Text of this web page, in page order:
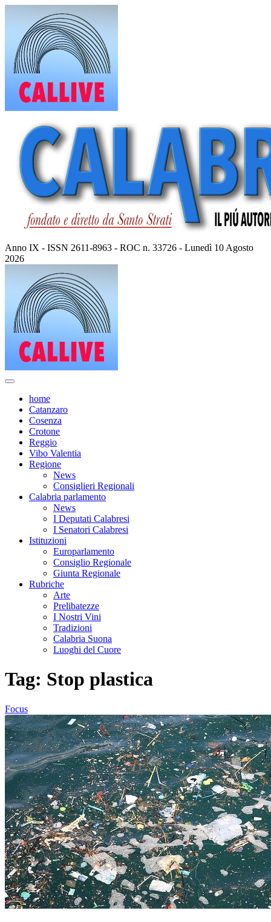
contenuto
Anno IX - ISSN 2611-8963 - ROC n. 33726 - Lunedì 10 Agosto
2026
home
Catanzaro
Cosenza
Crotone
Reggio
Vibo Valentia
Regione
News
Consiglieri Regionali
Calabria parlamento
News
I Deputati Calabresi
I Senatori Calabresi
Istituzioni
Europarlamento
Consiglio Regionale
Giunta Regionale
Rubriche
Arte
Prelibatezze
I Nostri Vini
Tradizioni
Calabria Suona
Luoghi del Cuore
Tag: Stop plastica
Focus